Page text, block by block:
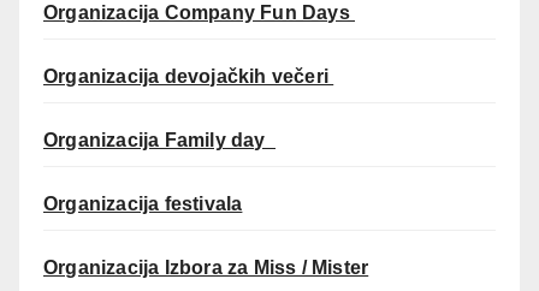
Organizacija Company Fun Days
Organizacija devojačkih večeri
Organizacija Family day
Organizacija festivala
Organizacija Izbora za Miss / Mister